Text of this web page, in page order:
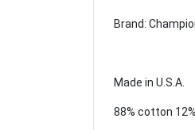
Brand:
Made in U.S.A.
88% cotton